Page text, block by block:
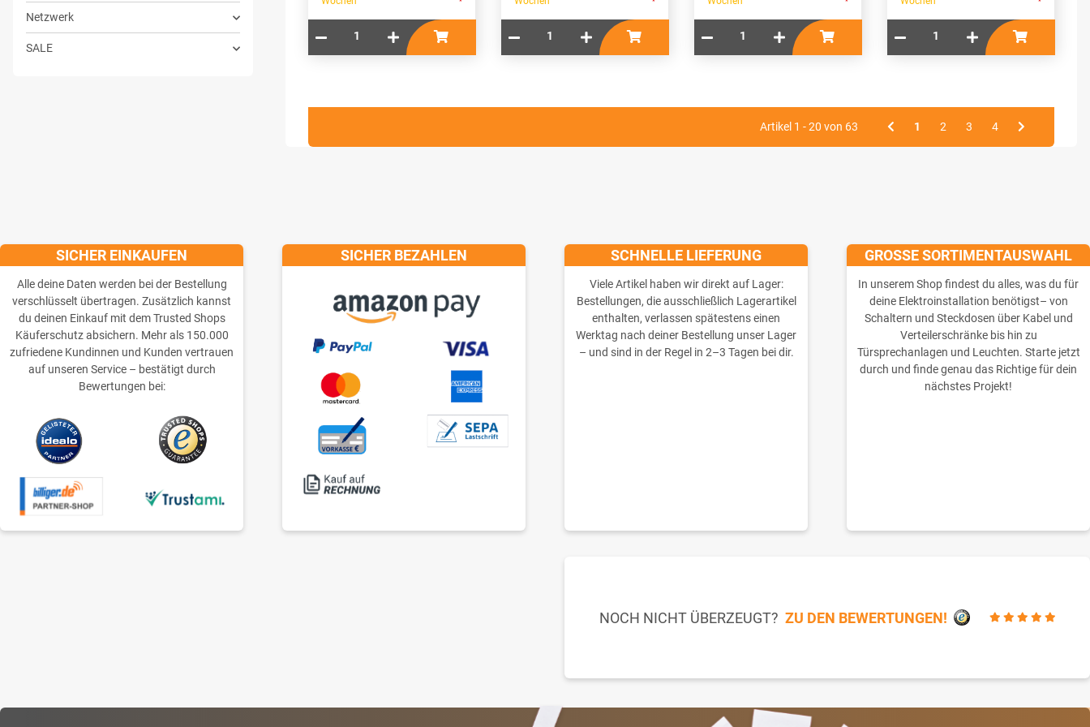
Artikel 1 - 20 von 63 1 2 3 4
Netzwerk
SALE
SICHER EINKAUFEN
Alle deine Daten werden bei der Bestellung
verschlüsselt übertragen. Zusätzlich kannst
du deinen Einkauf mit dem Trusted Shops
Käuferschutz absichern. Mehr als 150.000
zufriedene Kundinnen und Kunden vertrauen
auf unseren Service – bestätigt durch
Bewertungen bei:
SICHER BEZAHLEN SCHNELLE LIEFERUNG
Viele Artikel haben wir direkt auf Lager:
Bestellungen, die ausschließlich Lagerartikel
enthalten, verlassen spätestens einen
Werktag nach deiner Bestellung unser Lager
– und sind in der Regel in 2–3 Tagen bei dir.
GROSSE SORTIMENTAUSWAHL
In unserem Shop findest du alles, was du für
deine Elektroinstallation benötigst– von
Schaltern und Steckdosen über Kabel und
Verteilerschränke bis hin zu
Türsprechanlagen und Leuchten. Starte jetzt
durch und finde genau das Richtige für dein
nächstes Projekt!
NOCH NICHT ÜBERZEUGT? ZU DEN BEWERTUNGEN!